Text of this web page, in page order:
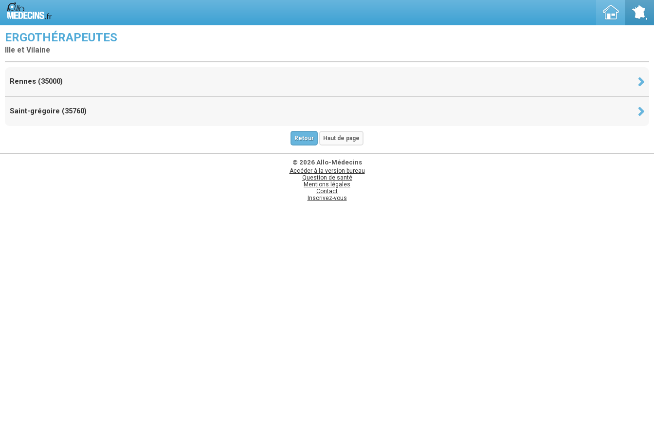
ERGOTHÉRAPEUTES
Ille et Vilaine
Rennes (35000)
Saint-grégoire (35760)
Retour Haut de page
© 2026 Allo-Médecins
Accéder à la version bureau
Question de santé
Mentions légales
Contact
Inscrivez-vous